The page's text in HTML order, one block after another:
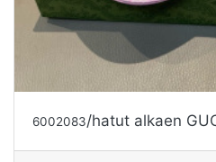
6002083/hatut alkaen